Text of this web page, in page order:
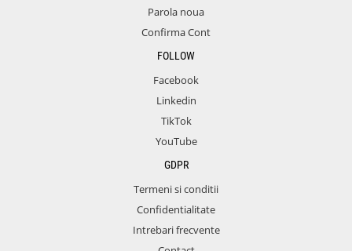
Parola noua
Confirma Cont
FOLLOW
Facebook
Linkedin
TikTok
YouTube
GDPR
Termeni si conditii
Confidentialitate
Intrebari frecvente